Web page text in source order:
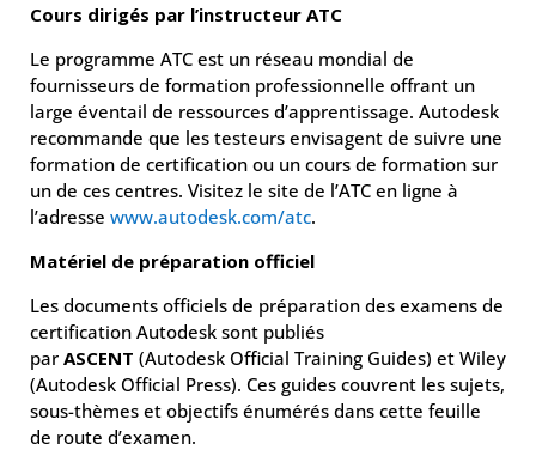
Cours dirigés par l’instructeur ATC
Le programme ATC est un réseau mondial de
fournisseurs de formation professionnelle offrant un
large éventail de ressources d’apprentissage. Autodesk
recommande que les testeurs envisagent de suivre une
formation de certification ou un cours de formation sur
un de ces centres. Visitez le site de l’ATC en ligne à
l’adresse www.autodesk.com/atc.
Matériel de préparation officiel
Les documents officiels de préparation des examens de
certification Autodesk sont publiés
par ASCENT (Autodesk Official Training Guides) et Wiley
(Autodesk Official Press). Ces guides couvrent les sujets,
sous-thèmes et objectifs énumérés dans cette feuille
de route d’examen.